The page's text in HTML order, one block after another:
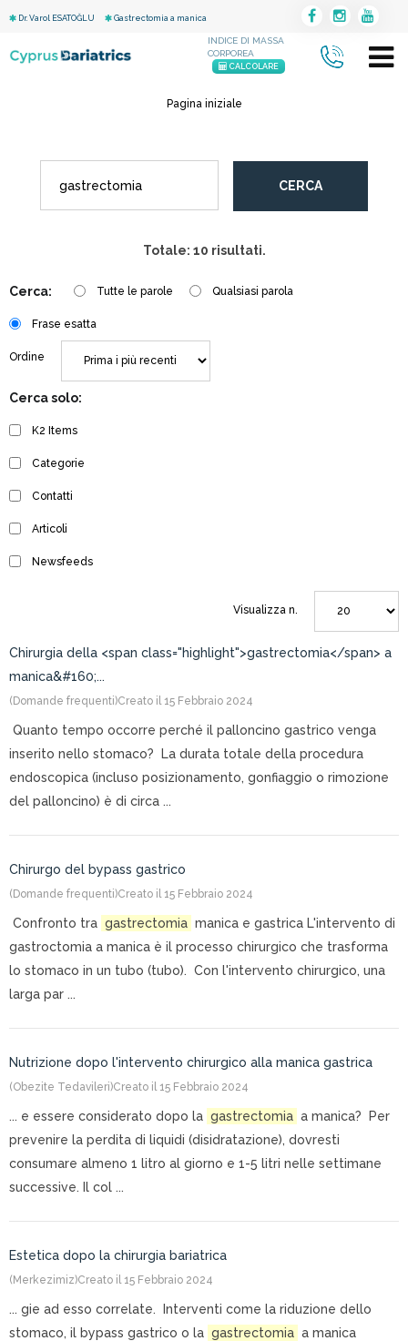
Dr. Varol ESATOĞLU Gastrectomia a manica
INDICE DI MASSA
CORPOREA
CALCOLARE
Pagina iniziale
CERCA
Totale: 10 risultati.
Cerca: Tutte le parole Qualsiasi parola
Frase esatta
Ordine
Cerca solo:
K2 Items
Categorie
Contatti
Articoli
Newsfeeds
Visualizza n.
Chirurgia della <span class="highlight">gastrectomia</span> a
manica&#160;...
(Domande frequenti)Creato il 15 Febbraio 2024
Quanto tempo occorre perché il palloncino gastrico venga
inserito nello stomaco? La durata totale della procedura
endoscopica (incluso posizionamento, gonfiaggio o rimozione
del palloncino) è di circa ...
Chirurgo del bypass gastrico
(Domande frequenti)Creato il 15 Febbraio 2024
Confronto tra gastrectomia manica e gastrica L'intervento di
gastroctomia a manica è il processo chirurgico che trasforma
lo stomaco in un tubo (tubo). Con l'intervento chirurgico, una
larga par ...
Nutrizione dopo l'intervento chirurgico alla manica gastrica
(Obezite Tedavileri)Creato il 15 Febbraio 2024
... e essere considerato dopo la gastrectomia a manica? Per
prevenire la perdita di liquidi (disidratazione), dovresti
consumare almeno 1 litro al giorno e 1-5 litri nelle settimane
successive. Il col ...
Estetica dopo la chirurgia bariatrica
(Merkezimiz)Creato il 15 Febbraio 2024
... gie ad esso correlate. Interventi come la riduzione dello
stomaco, il bypass gastrico o la gastrectomia a manica